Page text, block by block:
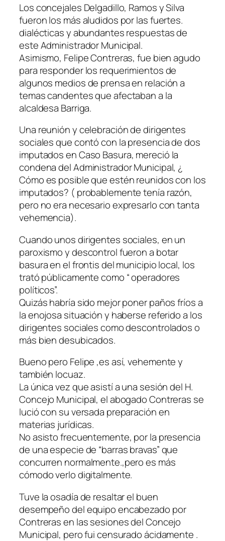
Los concejales Delgadillo, Ramos y Silva
fueron los más aludidos por las fuertes.
dialécticas y abundantes respuestas de
este Administrador Municipal.
Asimismo, Felipe Contreras, fue bien agudo
para responder los requerimientos de
algunos medios de prensa en relación a
temas candentes que afectaban a la
alcaldesa Barriga.
Una reunión y celebración de dirigentes
sociales que contó con la presencia de dos
imputados en Caso Basura, mereció la
condena del Administrador Municipal, ¿
Cómo es posible que estén reunidos con los
imputados? ( probablemente tenía razón,
pero no era necesario expresarlo con tanta
vehemencia).
Cuando unos dirigentes sociales, en un
paroxismo y descontrol fueron a botar
basura en el frontis del municipio local, los
trató públicamente como “ operadores
políticos”.
Quizás habría sido mejor poner paños fríos a
la enojosa situación y haberse referido a los
dirigentes sociales como descontrolados o
más bien desubicados.
Bueno pero Felipe ,es así, vehemente y
también locuaz.
La única vez que asistí a una sesión del H.
Concejo Municipal, el abogado Contreras se
lució con su versada preparación en
materias jurídicas.
No asisto frecuentemente, por la presencia
de una especie de “barras bravas” que
concurren normalmente.,pero es más
cómodo verlo digitalmente.
Tuve la osadía de resaltar el buen
desempeño del equipo encabezado por
Contreras en las sesiones del Concejo
Municipal, pero fui censurado ácidamente .